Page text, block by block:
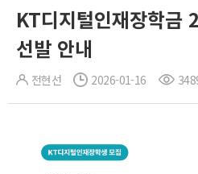
KT디지털인재장학금
선발 안내
전현선 2026-01-16